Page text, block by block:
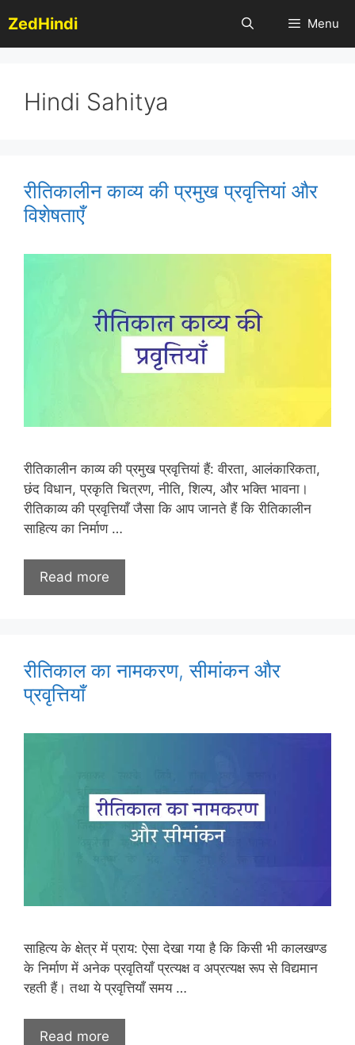
to
content
ZedHindi Menu
Hindi Sahitya
रीतिकालीन काव्य की प्रमुख प्रवृत्तियां और
विशेषताएँ
रीतिकालीन काव्य की प्रमुख प्रवृत्तियां हैं: वीरता, आलंकारिकता,
छंद विधान, प्रकृति चित्रण, नीति, शिल्प, और भक्ति भावना।
रीतिकाव्य की प्रवृत्तियाँ जैसा कि आप जानते हैं कि रीतिकालीन
साहित्य का निर्माण …
Read more
रीतिकाल का नामकरण, सीमांकन और
प्रवृत्तियाँ
साहित्य के क्षेत्र में प्राय: ऐसा देखा गया है कि किसी भी कालखण्ड
के निर्माण में अनेक प्रवृतियाँ प्रत्यक्ष व अप्रत्यक्ष रूप से विद्यमान
रहती हैं। तथा ये प्रवृत्तियाँ समय …
Read more